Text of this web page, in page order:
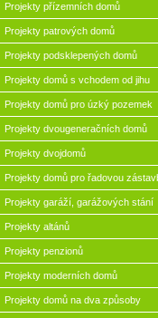
Projekty přízemních domů
Projekty patrových domů
Projekty podsklepených domů
Projekty domů s vchodem od jihu
Projekty domů pro úzký pozemek
Projekty dvougeneračních domů
Projekty dvojdomů
Projekty domů pro řadovou
Projekty garáží, garážových stání
Projekty altánů
Projekty penzionů
Projekty moderních domů
Projekty domů na dva způsoby